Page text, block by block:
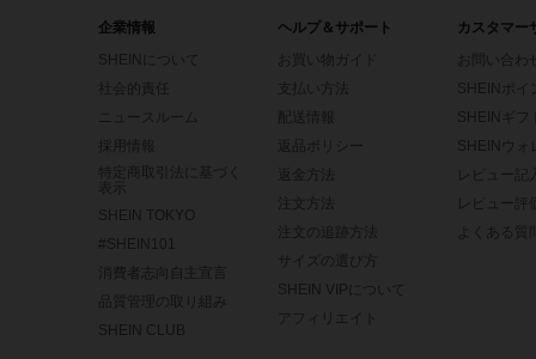
企業情報
SHEINについて
ニュースルーム
SHEIN TOKYO
#SHEIN101
消費者志向自主宣言
品質管理の取り組み
SHEIN CLUB
ヘルプ＆サポート
お買い物ガイド
支払い方法
返品ポリシー
サイズの選び方
SHEIN VIPについて
アフィリエイト
カスタマー
お問い合わせ
SHEINポイ
SHEINギフ
SHEINウォ
レビュー記
レビュー評
よくある質問